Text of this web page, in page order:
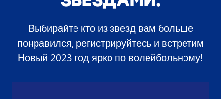
Выбирайте кто из звезд вам больше
понравился, регистрируйтесь и встретим
Новый 2023 год ярко по волейбольному!